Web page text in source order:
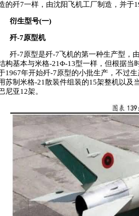
的歼7一样，由沈阳飞机工厂制造，并于
衍生型号(一)
歼-7原型机
歼-7原型是歼-7飞机的第一种生产型，
构基本与米格-21Φ-13型一样，但根据当
1967年开始歼-7原型的小批生产，不过
苏制米格-21散装件组装的15架整机以
尼亚12架。